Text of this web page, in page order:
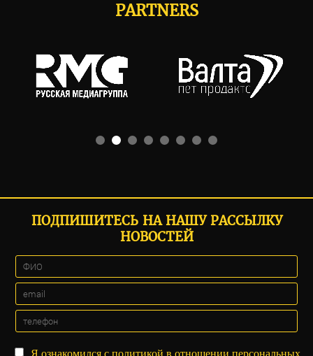
PARTNERS
ПОДПИШИТЕСЬ НА НАШУ РАССЫЛКУ
НОВОСТЕЙ
Я ознакомился сполитикой в отношении персональных